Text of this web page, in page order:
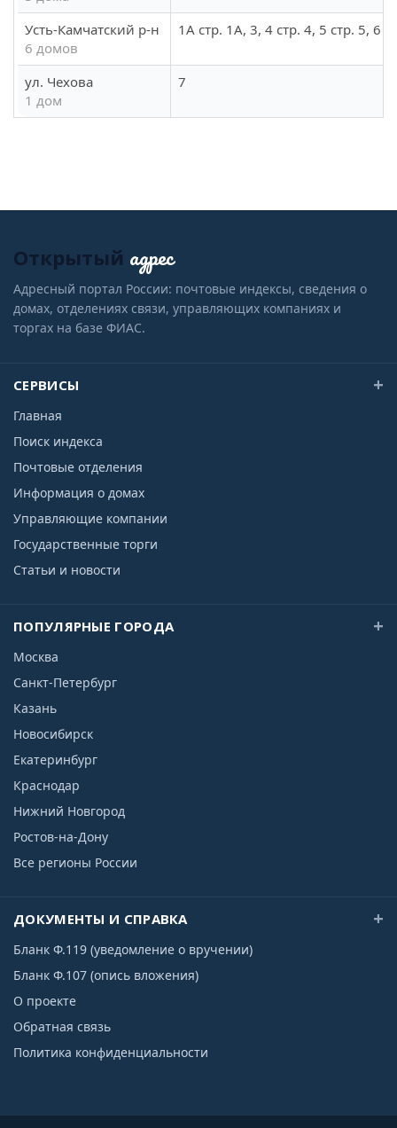
Усть-Камчатский р-н
6 домов
1А стр. 1А, 3, 4 стр. 4, 5 стр. 5, 6
ул. Чехова
1 дом
7
Открытый адрес
Адресный портал России: почтовые индексы, сведения о
домах, отделениях связи, управляющих компаниях и
торгах на базе ФИАС.
СЕРВИСЫ
Главная
Поиск индекса
Почтовые отделения
Информация о домах
Управляющие компании
Государственные торги
Статьи и новости
ПОПУЛЯРНЫЕ ГОРОДА
Москва
Санкт-Петербург
Казань
Новосибирск
Екатеринбург
Краснодар
Нижний Новгород
Ростов-на-Дону
Все регионы России
ДОКУМЕНТЫ И СПРАВКА
Бланк Ф.119 (уведомление о вручении)
Бланк Ф.107 (опись вложения)
О проекте
Обратная связь
Политика конфиденциальности